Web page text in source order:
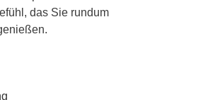
das Sie rundum